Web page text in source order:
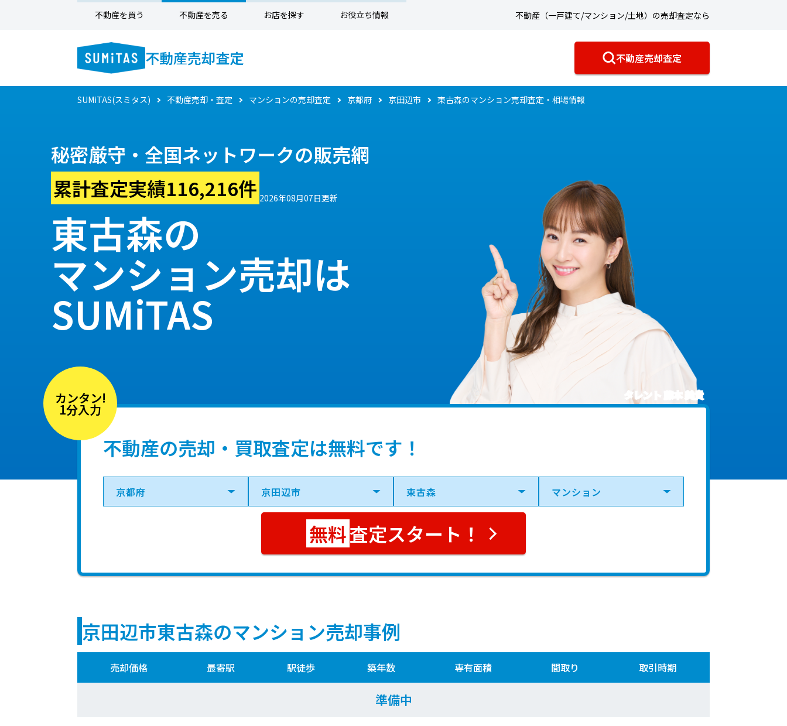
不動産を買う 不動産を売る お店を探す お役立ち情報 不動産（一戸建て/マンション/土地）の売却査定なら
不動産売却査定 不動産売却査定
SUMiTAS(スミタス) 不動産売却・査定 マンションの売却査定 京都府 京田辺市 東古森のマンション売却査定・相場情報
秘密厳守・全国ネットワークの販売網
累計査定実績116,216件 2026年08月07日更新
東古森の
マンション売却は
SUMiTAS
タレント 藤本 美貴
カンタン!
1分入力
不動産の売却・買取査定は無料です！
査定スタート！
京田辺市東古森のマンション売却事例
売却価格 最寄駅 駅徒歩 築年数 専有面積 間取り 取引時期
準備中